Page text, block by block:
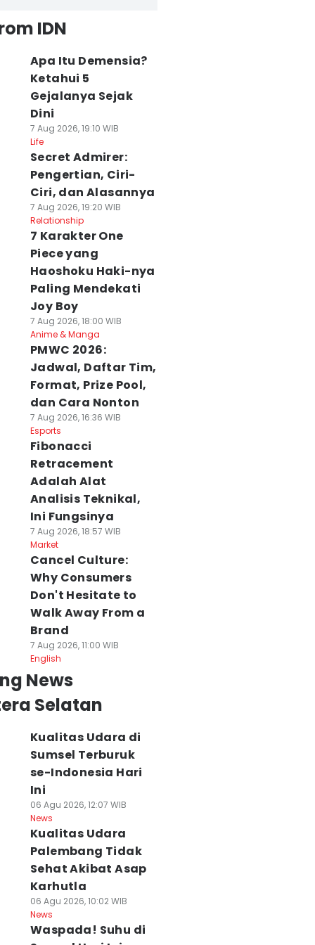
Sumsel
Luas,
Agni
Regu
Agu 2026, 10:43 WIB
RS Pusri
Dokter Tamara
Pasien Yurizal
07 Agu 2026, 08:51 WIB
IDN
Apa Itu Demensia?
Ketahui 5
Gejalanya Sejak
Dini
7 Aug 2026, 19:10 WIB
Life
Secret Admirer:
Pengertian, Ciri-
Ciri, dan Alasannya
7 Aug 2026, 19:20 WIB
Relationship
7 Karakter One
Piece yang
Haoshoku Haki-nya
Paling Mendekati
Joy Boy
7 Aug 2026, 18:00 WIB
Anime & Manga
PMWC 2026:
Jadwal, Daftar Tim,
Format, Prize Pool,
dan Cara Nonton
7 Aug 2026, 16:36 WIB
Esports
Fibonacci
Retracement
Adalah Alat
Analisis Teknikal,
Ini Fungsinya
7 Aug 2026, 18:57 WIB
Market
Cancel Culture:
Why Consumers
Don't Hesitate to
Walk Away From a
Brand
7 Aug 2026, 11:00 WIB
English
News
Selatan
Kualitas Udara di
Sumsel Terburuk
se-Indonesia Hari
Ini
06 Agu 2026, 12:07 WIB
News
Kualitas Udara
Palembang Tidak
Sehat Akibat Asap
Karhutla
06 Agu 2026, 10:02 WIB
News
Waspada! Suhu di